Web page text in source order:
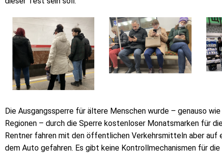
Die Ausgangssperre für ältere Menschen wurde – genauso
Regionen – durch die Sperre kostenloser Monatsmarken für
Rentner fahren mit den öffentlichen Verkehrsmitteln aber auf
dem Auto gefahren. Es gibt keine Kontrollmechanismen für